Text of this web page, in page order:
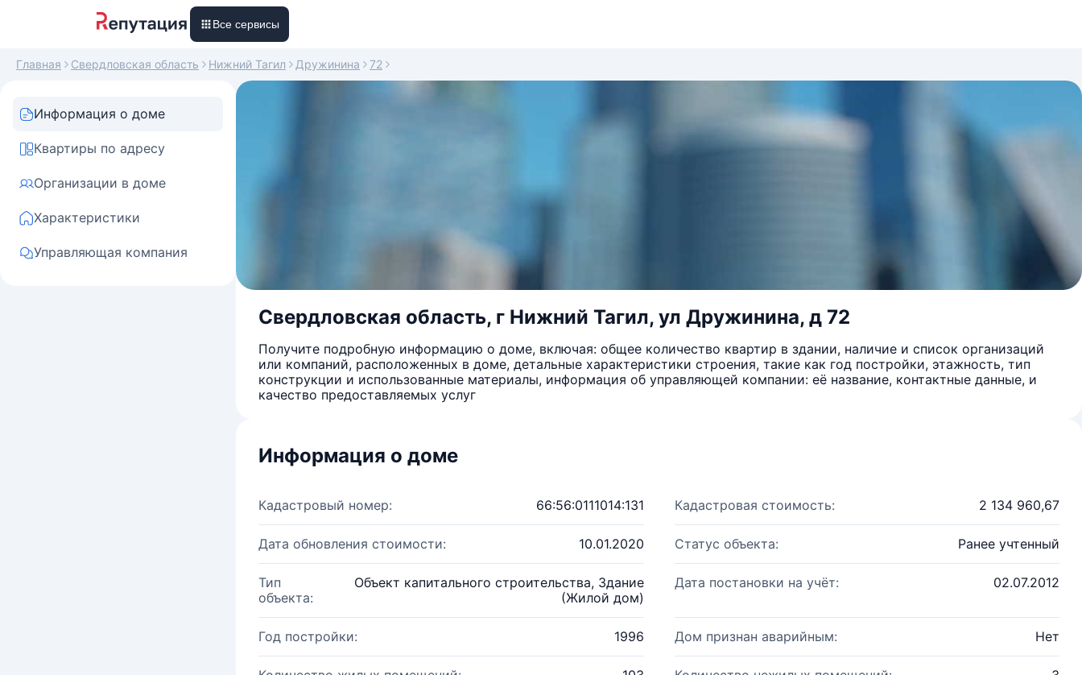
Все сервисы
Главная Свердловская область Нижний Тагил Дружинина 72
Информация о доме
Квартиры по адресу
Организации в доме
Характеристики
Управляющая компания
Свердловская область, г Нижний Тагил, ул Дружинина, д 72
Получите подробную информацию о доме, включая: общее количество квартир в здании, наличие и список организаций
или компаний, расположенных в доме, детальные характеристики строения, такие как год постройки, этажность, тип
конструкции и использованные материалы, информация об управляющей компании: её название, контактные данные, и
качество предоставляемых услуг
Информация о доме
Кадастровый номер: 66:56:0111014:131 Кадастровая стоимость: 2 134 960,67
Дата обновления стоимости: 10.01.2020 Статус объекта: Ранее учтенный
Тип
объекта:
Объект капитального строительства, Здание
(Жилой дом)
Дата постановки на учёт: 02.07.2012
Год постройки: 1996 Дом признан аварийным: Нет